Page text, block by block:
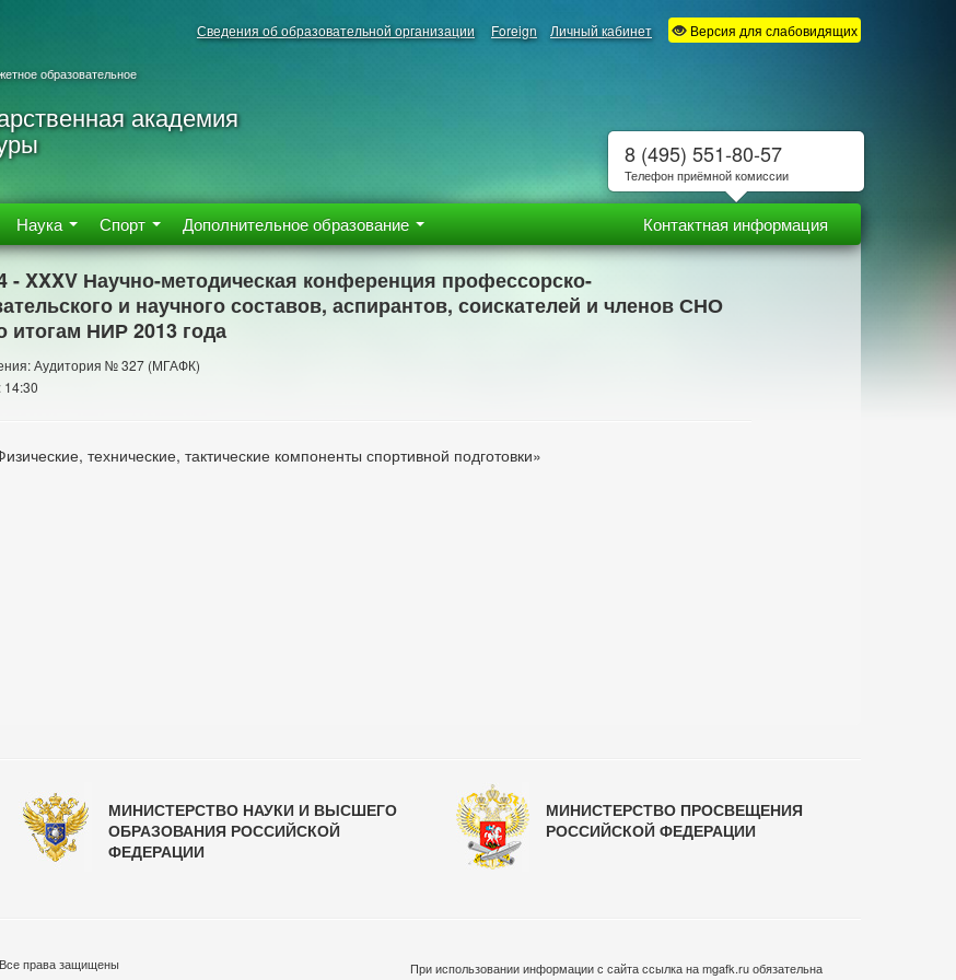
Сведения об образовательной организации Foreign Личный кабинет Версия для слабовидящих
образовательное
академия
Наука Спорт Дополнительное образование Контактная информация
- XXXV Научно-методическая конференция профессорско-
и научного составов, аспирантов, соискателей и членов СНО
НИР 2013 года
Аудитория № 327 (МГАФК)
14:30
технические, тактические компоненты спортивной подготовки»
МИНИСТЕРСТВО НАУКИ И ВЫСШЕГО
ОБРАЗОВАНИЯ РОССИЙСКОЙ
ФЕДЕРАЦИИ
МИНИСТЕРСТВО ПРОСВЕЩЕНИЯ
РОССИЙСКОЙ ФЕДЕРАЦИИ
права защищены
При использовании информации с сайта ссылка на mgafk.ru обязательна
8 (495) 551-80-57
Телефон приёмной комиссии